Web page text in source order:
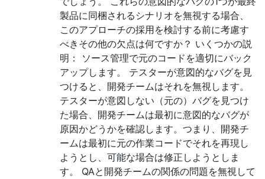
製品に同梱されるシナリオを無視する場合、
このアプローチの採用を検討する前に考慮す
べきその他の欠点は何ですか？ いくつかの説
明： ソース管理で元のコードを適切にバック
アップします。 テスターが意図的なバグを見
つけると、開発チームはそれを無視します。
テスターが意図しない（元の）バグを見つけ
た場合、開発チームは最初に意図的なバグが
原因かどうかを確認します。つまり、開発チ
ームは最初に元の作業コードでそれを再現し
ようとし、可能な場合は修正しようとしま
す。 QAと開発チームの関係の問題を無視して